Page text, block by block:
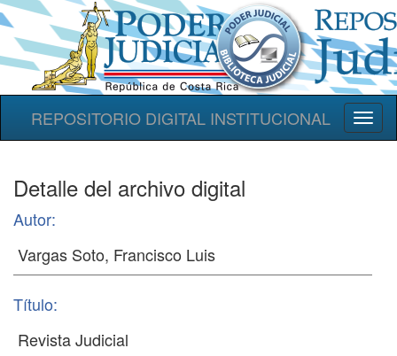
REPOSITORIO DIGITAL INSTITUCIONAL
Detalle del archivo digital
Autor:
Título: